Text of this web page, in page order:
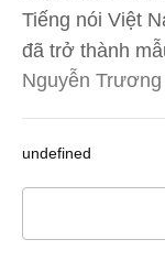
Tiếng nói Việt
đã trở thành
Nguyễn
undefined